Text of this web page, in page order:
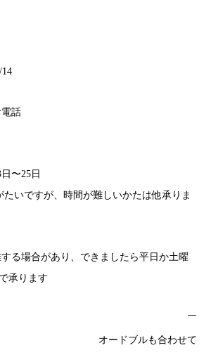
話
〜25日
たいですが、時間が難しいかたは他承りま
る場合があり、できましたら平日か土曜
承ります
￣
オードブルも合わせて